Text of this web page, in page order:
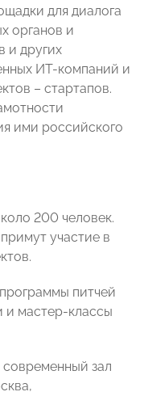
для диалога
органов и
и других
ИТ-компаний и
– стартапов.
ими российского
200 человек.
участие в
питчей
и мастер-классы
зал